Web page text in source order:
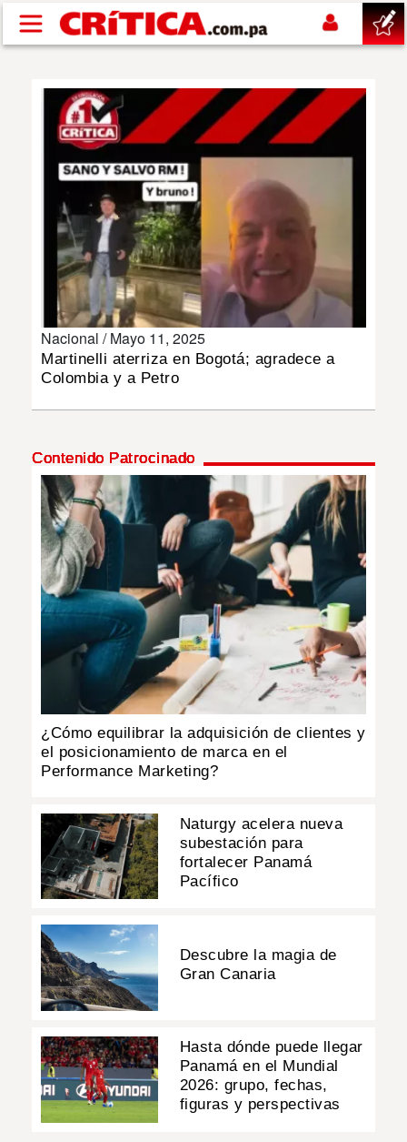
Pasar al contenido principal
SUCESOS
NACIONAL
POLÍTICA
DEPORTES
MULTIMEDIA
IMPRESO
Nacional /Mayo 11, 2025
Martinelli aterriza en Bogotá; agradece a
Colombia y a Petro
Contenido Patrocinado
¿Cómo equilibrar la adquisición de clientes y
el posicionamiento de marca en el
Performance Marketing?
Naturgy acelera nueva
subestación para
fortalecer Panamá
Pacífico
Descubre la magia de
Gran Canaria
Hasta dónde puede llegar
Panamá en el Mundial
2026: grupo, fechas,
figuras y perspectivas